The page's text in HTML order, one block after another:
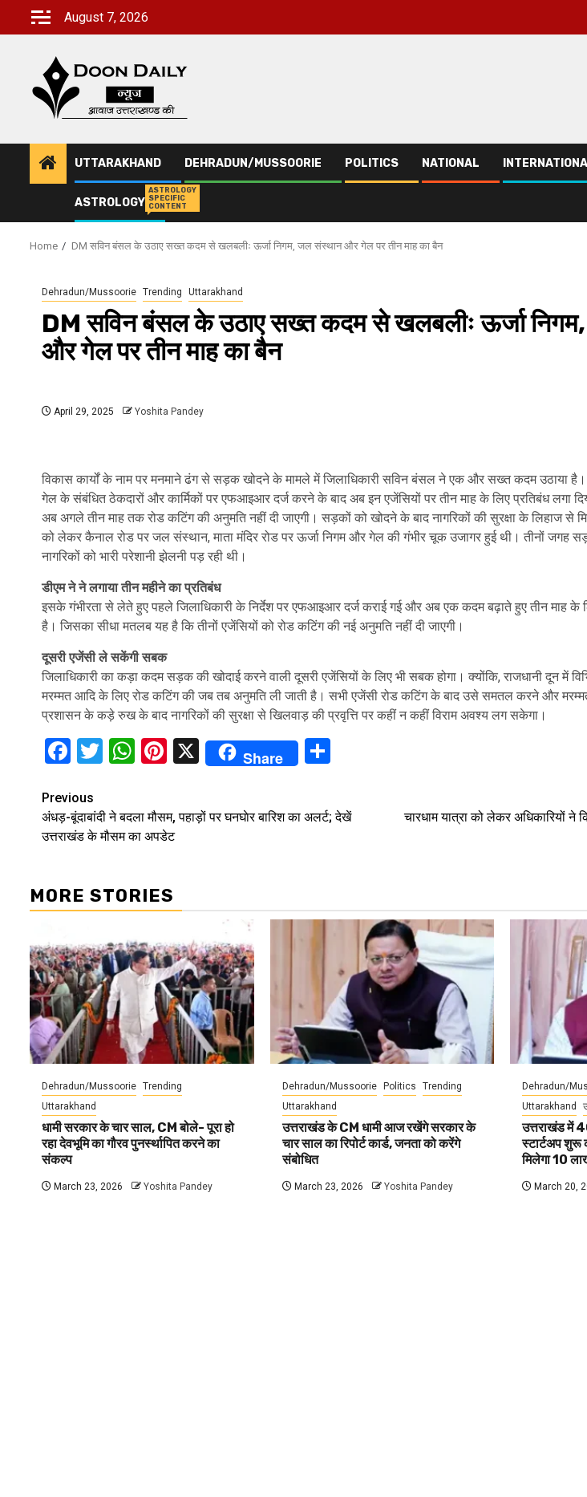
August 7, 2026
UTTARAKHAND DEHRADUN/MUSSOORIE POLITICS NATIONAL
ASTROLOGY
ASTROLOGY
SPECIFIC
CONTENT
Home DM सविन बंसल के उठाए सख्त कदम से खलबलीः ऊर्जा निगम, जल संस्थान और गेल पर तीन माह का बैन
Dehradun/Mussoorie Trending Uttarakhand
DM सविन बंसल के उठाए सख्त कदम से खलबलीः ऊर्जा
और गेल पर तीन माह का बैन
April 29, 2025 Yoshita Pandey
विकास कार्यों के नाम पर मनमाने ढंग से सड़क खोदने के मामले में जिलाधिकारी सविन बंसल ने एक और सख्त कदम उठाया
गेल के संबंधित ठेकदारों और कार्मिकों पर एफआइआर दर्ज करने के बाद अब इन एजेंसियों पर तीन माह के लिए प्रतिबंध लगा
अब अगले तीन माह तक रोड कटिंग की अनुमति नहीं दी जाएगी। सड़कों को खोदने के बाद नागरिकों की सुरक्षा के लिहाज से
को लेकर कैनाल रोड पर जल संस्थान, माता मंदिर रोड पर ऊर्जा निगम और गेल की गंभीर चूक उजागर हुई थी। तीनों जगह
नागरिकों को भारी परेशानी झेलनी पड़ रही थी।
डीएम ने ने लगाया तीन महीने का प्रतिबंध
इसके गंभीरता से लेते हुए पहले जिलाधिकारी के निर्देश पर एफआइआर दर्ज कराई गई और अब एक कदम बढ़ाते हुए तीन माह के
है। जिसका सीधा मतलब यह है कि तीनों एजेंसियों को रोड कटिंग की नई अनुमति नहीं दी जाएगी।
दूसरी एजेंसी ले सकेंगी सबक
जिलाधिकारी का कड़ा कदम सड़क की खोदाई करने वाली दूसरी एजेंसियों के लिए भी सबक होगा। क्योंकि, राजधानी दून में
मरम्मत आदि के लिए रोड कटिंग की जब तब अनुमति ली जाती है। सभी एजेंसी रोड कटिंग के बाद उसे समतल करने और
प्रशासन के कड़े रुख के बाद नागरिकों की सुरक्षा से खिलवाड़ की प्रवृत्ति पर कहीं न कहीं विराम अवश्य लग सकेगा।
Facebook
Twitter
WhatsApp
Pinterest
X Share
Continue
Reading
Previous
अंधड़-बूंदाबांदी ने बदला मौसम, पहाड़ों पर घनघाेर बारिश का अलर्ट; देखें
उत्तराखंड के मौसम का अपडेट
चारधाम यात्रा को लेकर अधिकारियों ने
MORE STORIES
Dehradun/Mussoorie Trending
Uttarakhand
धामी सरकार के चार साल, CM बोले- पूरा हो
रहा देवभूमि का गौरव पुनर्स्थापित करने का
संकल्प
March 23, 2026 Yoshita Pandey
Dehradun/Mussoorie Politics
Trending
Uttarakhand
उत्तराखंड के CM धामी आज रखेंगे सरकार के
चार साल का रिपोर्ट कार्ड, जनता को करेंगे
संबोधित
March 23, 2026 Yoshita Pandey
Dehradun/
Uttarakhand
उत्तराखंड में
स्टार्टअप शुरू
मिलेगा 10
March 20,